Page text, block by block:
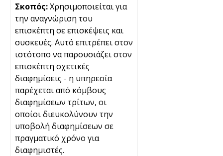
Χρησιμοποιείται για
την αναγνώριση του
επισκέπτη σε επισκέψεις και
συσκευές. Αυτό επιτρέπει στον
ιστότοπο να παρουσιάζει στον
επισκέπτη σχετικές
διαφημίσεις - η υπηρεσία
παρέχεται από κόμβους
διαφημίσεων τρίτων, οι
οποίοι διευκολύνουν την
υποβολή διαφημίσεων σε
πραγματικό χρόνο για
διαφημιστές.